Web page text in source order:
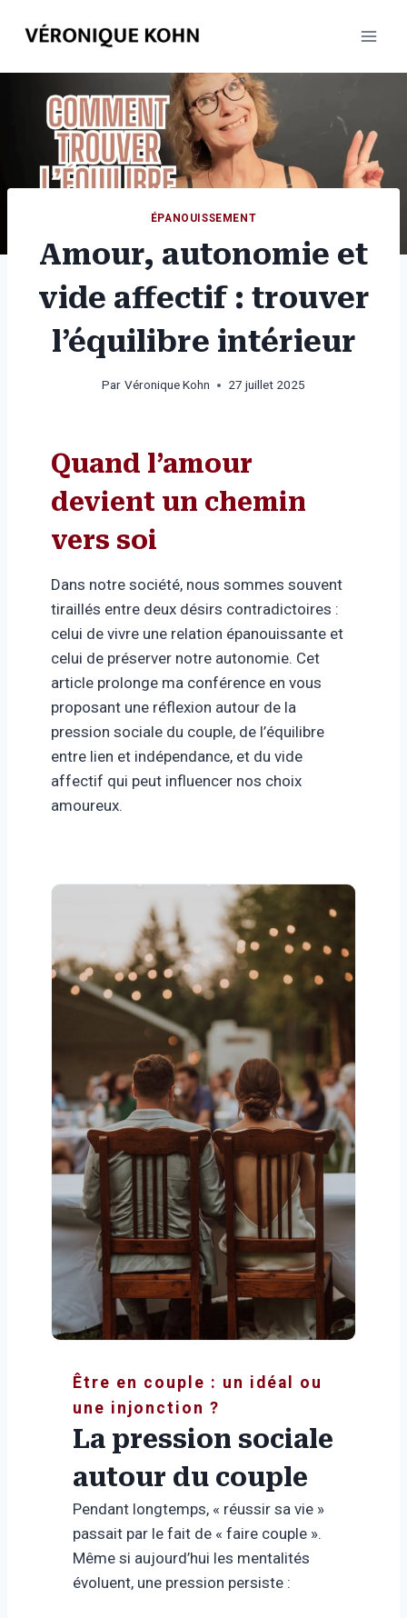
ÉPANOUISSEMENT
Amour, autonomie et
vide affectif : trouver
l’équilibre intérieur
Par Véronique Kohn 27 juillet 2025
Quand l’amour
devient un chemin
vers soi
Dans notre société, nous sommes souvent
tiraillés entre deux désirs contradictoires :
celui de vivre une relation épanouissante et
celui de préserver notre autonomie. Cet
article prolonge ma conférence en vous
proposant une réflexion autour de la
pression sociale du couple, de l’équilibre
entre lien et indépendance, et du vide
affectif qui peut influencer nos choix
amoureux.
Être en couple : un idéal ou
une injonction ?
La pression sociale
autour du couple
Pendant longtemps, « réussir sa vie »
passait par le fait de « faire couple ».
Même si aujourd’hui les mentalités
évoluent, une pression persiste :